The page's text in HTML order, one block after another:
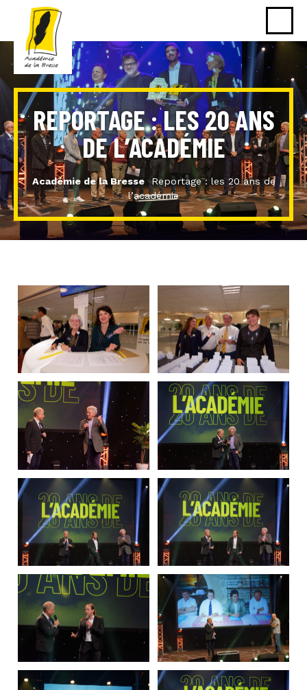
REPORTAGE : LES 20 ANS
DE L’ACADÉMIE
Académie de la Bresse
Reportage : les 20 ans de
l’académie